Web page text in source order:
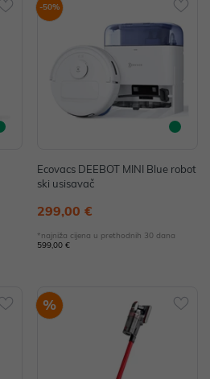
-50%
Ecovacs DEEBOT MINI Blue robot
ski usisavač
299,00 €
*najniža cijena u prethodnih 30 dana
599,00 €
%